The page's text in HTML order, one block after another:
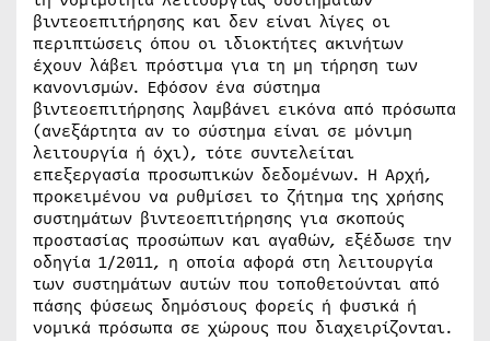
βιντεοεπιτήρησης και δεν είναι λίγες οι
περιπτώσεις όπου οι ιδιοκτήτες ακινήτων
έχουν λάβει πρόστιμα για τη μη τήρηση των
κανονισμών. Εφόσον ένα σύστημα
βιντεοεπιτήρησης λαμβάνει εικόνα από πρόσωπα
(ανεξάρτητα αν το σύστημα είναι σε μόνιμη
λειτουργία ή όχι), τότε συντελείται
επεξεργασία προσωπικών δεδομένων. Η Αρχή,
προκειμένου να ρυθμίσει το ζήτημα της χρήσης
συστημάτων βιντεοεπιτήρησης για σκοπούς
προστασίας προσώπων και αγαθών, εξέδωσε την
οδηγία 1/2011, η οποία αφορά στη λειτουργία
των συστημάτων αυτών που τοποθετούνται από
πάσης φύσεως δημόσιους φορείς ή φυσικά ή
νομικά πρόσωπα σε χώρους που διαχειρίζονται.